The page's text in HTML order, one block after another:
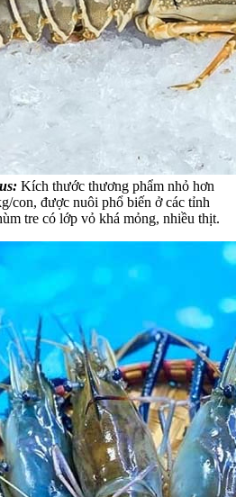
Kích thước thương phẩm nhỏ hơn
con, được nuôi phổ biến ở các tỉnh
tre có lớp vỏ khá mỏng, nhiều thịt.